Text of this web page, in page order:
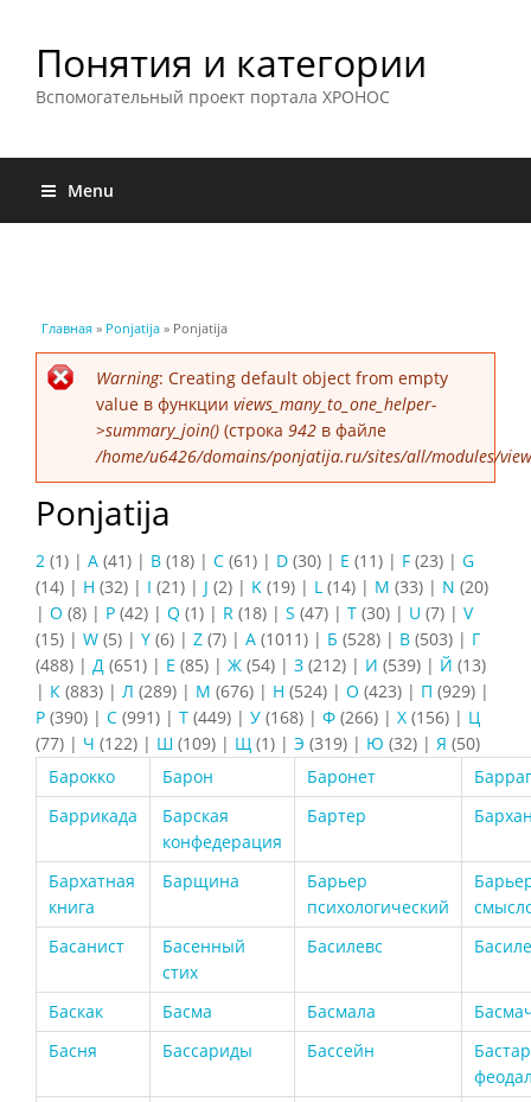
Понятия и категории
Вспомогательный проект портала ХРОНОС
Menu
Вы здесь
Главная » Ponjatija » Ponjatija
Сообщение об ошибке
Warning: Creating default object from empty
value в функции views_many_to_one_helper-
>summary_join() (строка 942 в файле
/home/u6426/domains/ponjatija.ru/sites/all/modules/
Ponjatija
2 (1) | A (41) | B (18) | C (61) | D (30) | E (11) | F (23) | G
(14) | H (32) | I (21) | J (2) | K (19) | L (14) | M (33) | N (20)
| O (8) | P (42) | Q (1) | R (18) | S (47) | T (30) | U (7) | V
(15) | W (5) | Y (6) | Z (7) | А (1011) | Б (528) | В (503) | Г
(488) | Д (651) | Е (85) | Ж (54) | З (212) | И (539) | Й (13)
| К (883) | Л (289) | М (676) | Н (524) | О (423) | П (929) |
Р (390) | С (991) | Т (449) | У (168) | Ф (266) | Х (156) | Ц
(77) | Ч (122) | Ш (109) | Щ (1) | Э (319) | Ю (32) | Я (50)
Барокко
Барон Баронет
Баррикада
Барская
конфедерация
Бартер
Бархатная
книга
Барщина
Барьер
психологический
Басанист
Басенный
стих
Басилевс
Баскак Басма Басмала
Басня
Бассариды Бассейн